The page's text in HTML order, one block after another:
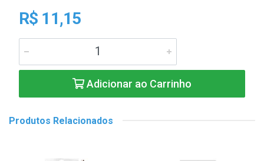
R$ 11,15
Adicionar ao Carrinho
Produtos Relacionados